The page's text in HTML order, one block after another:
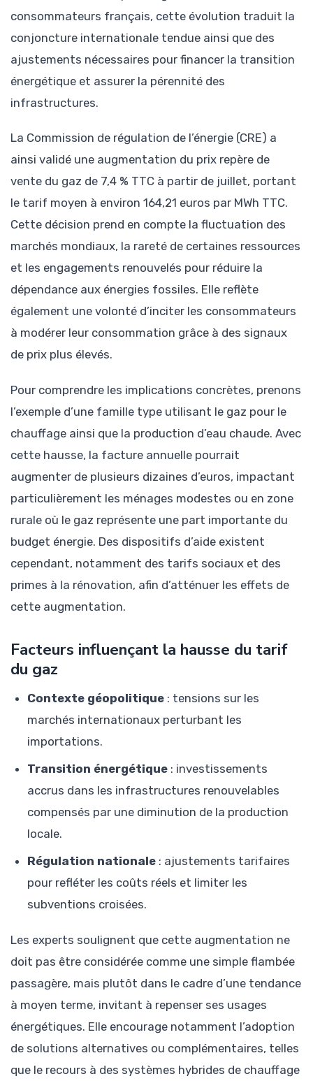
consommateurs français, cette évolution traduit la
conjoncture internationale tendue ainsi que des
ajustements nécessaires pour financer la transition
énergétique et assurer la pérennité des
infrastructures.
La Commission de régulation de l’énergie (CRE) a
ainsi validé une augmentation du prix repère de
vente du gaz de 7,4 % TTC à partir de juillet, portant
le tarif moyen à environ 164,21 euros par MWh TTC.
Cette décision prend en compte la fluctuation des
marchés mondiaux, la rareté de certaines ressources
et les engagements renouvelés pour réduire la
dépendance aux énergies fossiles. Elle reflète
également une volonté d’inciter les consommateurs
à modérer leur consommation grâce à des signaux
de prix plus élevés.
Pour comprendre les implications concrètes, prenons
l’exemple d’une famille type utilisant le gaz pour le
chauffage ainsi que la production d’eau chaude. Avec
cette hausse, la facture annuelle pourrait
augmenter de plusieurs dizaines d’euros, impactant
particulièrement les ménages modestes ou en zone
rurale où le gaz représente une part importante du
budget énergie. Des dispositifs d’aide existent
cependant, notamment des tarifs sociaux et des
primes à la rénovation, afin d’atténuer les effets de
cette augmentation.
Facteurs influençant la hausse du tarif
du gaz
Contexte géopolitique : tensions sur les
marchés internationaux perturbant les
importations.
Transition énergétique : investissements
accrus dans les infrastructures renouvelables
compensés par une diminution de la production
locale.
Régulation nationale : ajustements tarifaires
pour refléter les coûts réels et limiter les
subventions croisées.
Les experts soulignent que cette augmentation ne
doit pas être considérée comme une simple flambée
passagère, mais plutôt dans le cadre d’une tendance
à moyen terme, invitant à repenser ses usages
énergétiques. Elle encourage notamment l’adoption
de solutions alternatives ou complémentaires, telles
que le recours à des systèmes hybrides de chauffage